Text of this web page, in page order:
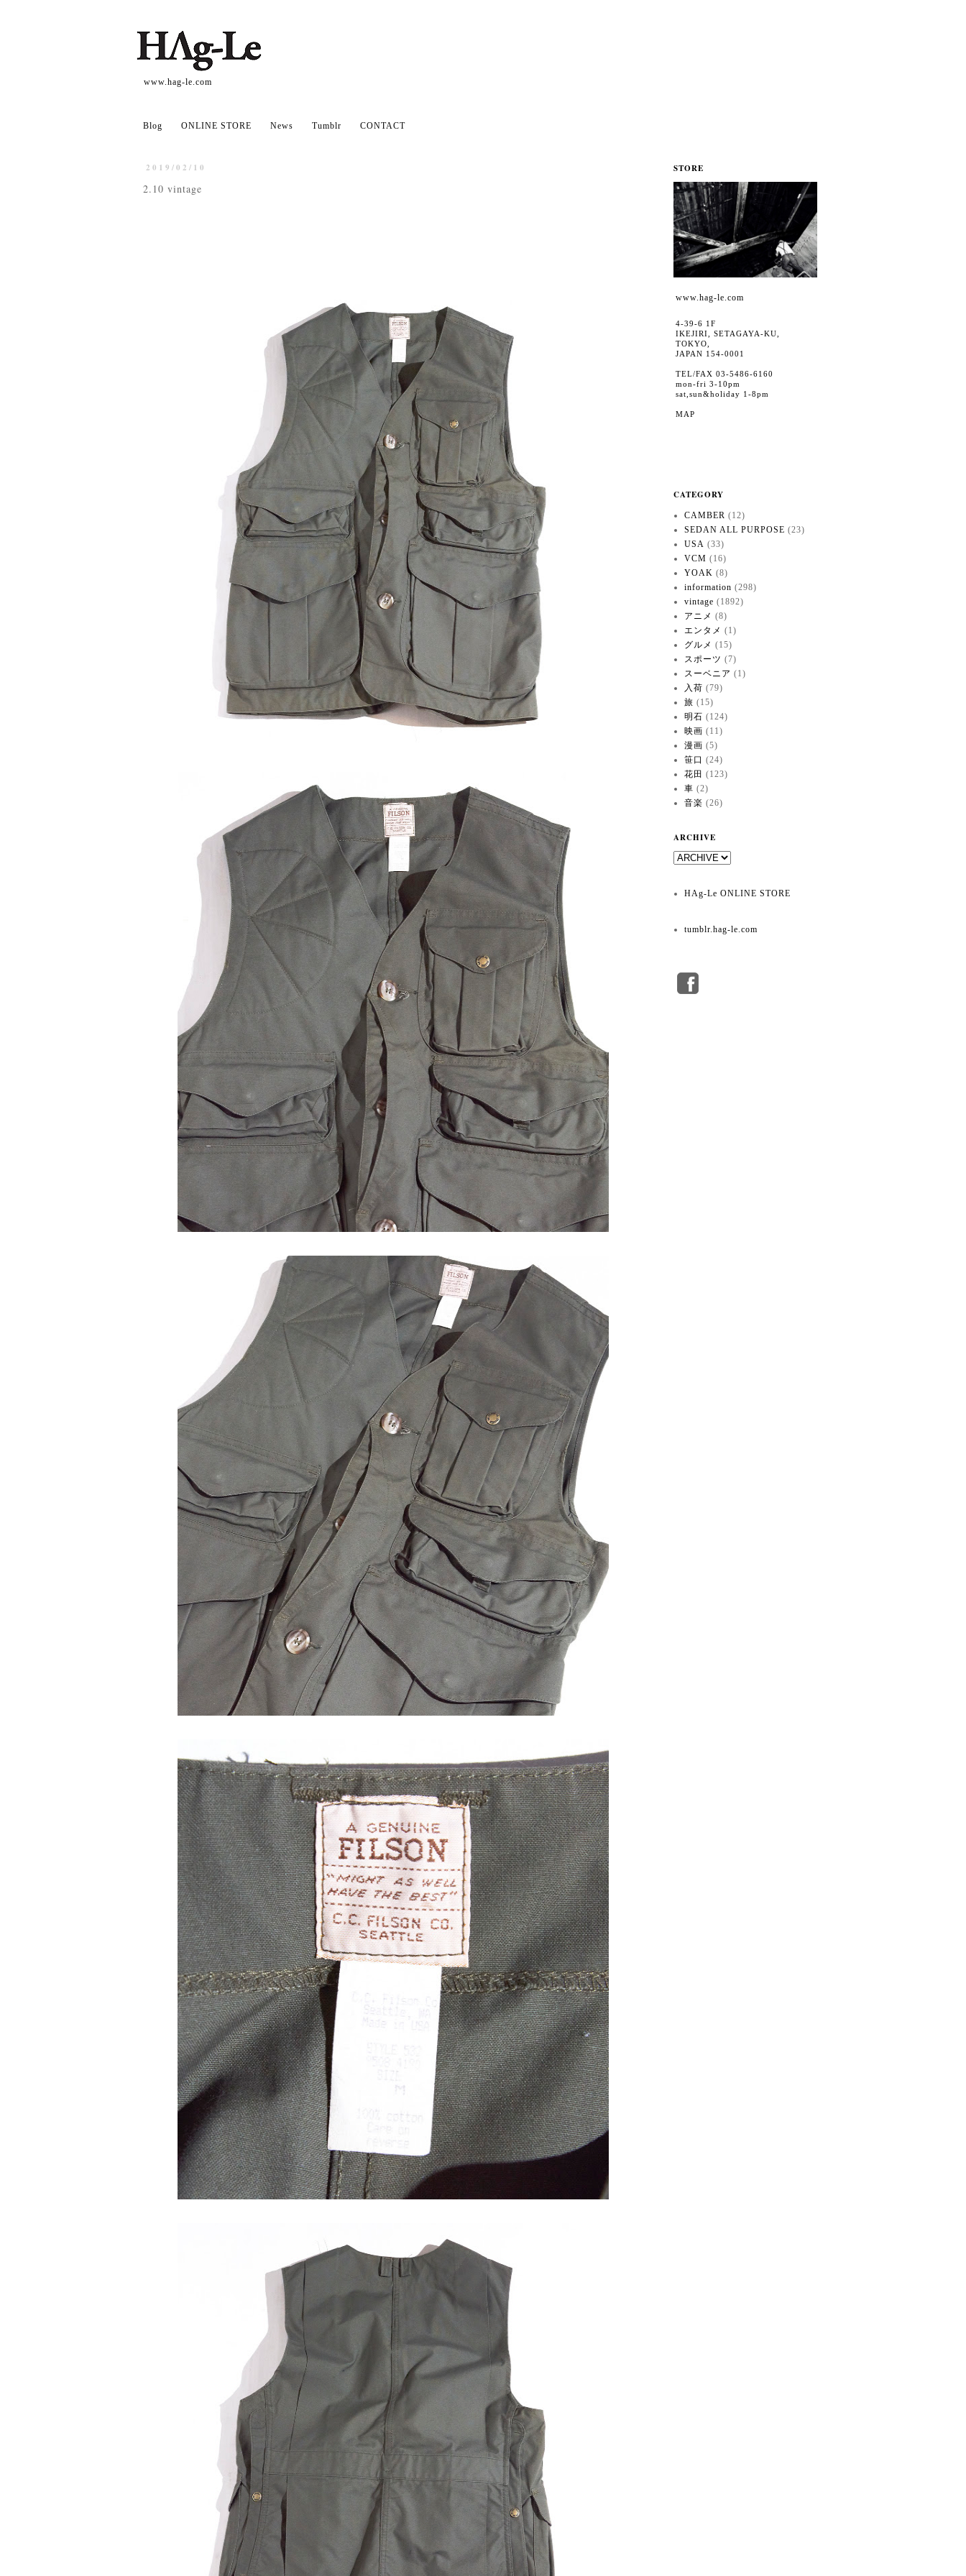
www.hag-le.com
Blog ONLINE STORE News Tumblr CONTACT
2019/02/10
2.10 vintage
STORE
www.hag-le.com
4-39-6 1F
IKEJIRI, SETAGAYA-KU,
TOKYO,
JAPAN 154-0001
TEL/FAX 03-5486-6160
mon-fri 3-10pm
sat,sun&holiday 1-8pm
MAP
CATEGORY
CAMBER (12)
SEDAN ALL PURPOSE (23)
USA (33)
VCM (16)
YOAK (8)
information (298)
vintage (1892)
アニメ (8)
エンタメ (1)
グルメ (15)
スポーツ (7)
スーベニア (1)
入荷 (79)
旅 (15)
明石 (124)
映画 (11)
漫画 (5)
笹口 (24)
花田 (123)
車 (2)
音楽 (26)
ARCHIVE
HAg-Le ONLINE STORE
tumblr.hag-le.com